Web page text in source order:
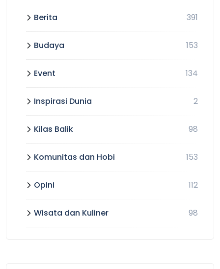
Berita 391
Budaya 153
Event 134
Inspirasi Dunia 2
Kilas Balik 98
Komunitas dan Hobi 153
Opini 112
Wisata dan Kuliner 98